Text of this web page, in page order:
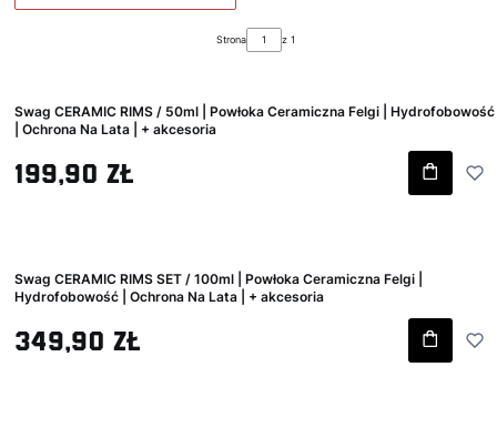
Strona z 1
Swag CERAMIC RIMS / 50ml | Powłoka Ceramiczna Felgi | Hydrofobowość
| Ochrona Na Lata | + akcesoria
Cena brutto
199,90 zł
Swag CERAMIC RIMS SET / 100ml | Powłoka Ceramiczna Felgi |
Hydrofobowość | Ochrona Na Lata | + akcesoria
Cena brutto
349,90 zł